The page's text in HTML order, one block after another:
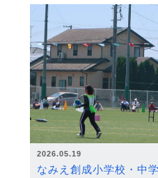
2026.05.19
なみえ創成小学校・中